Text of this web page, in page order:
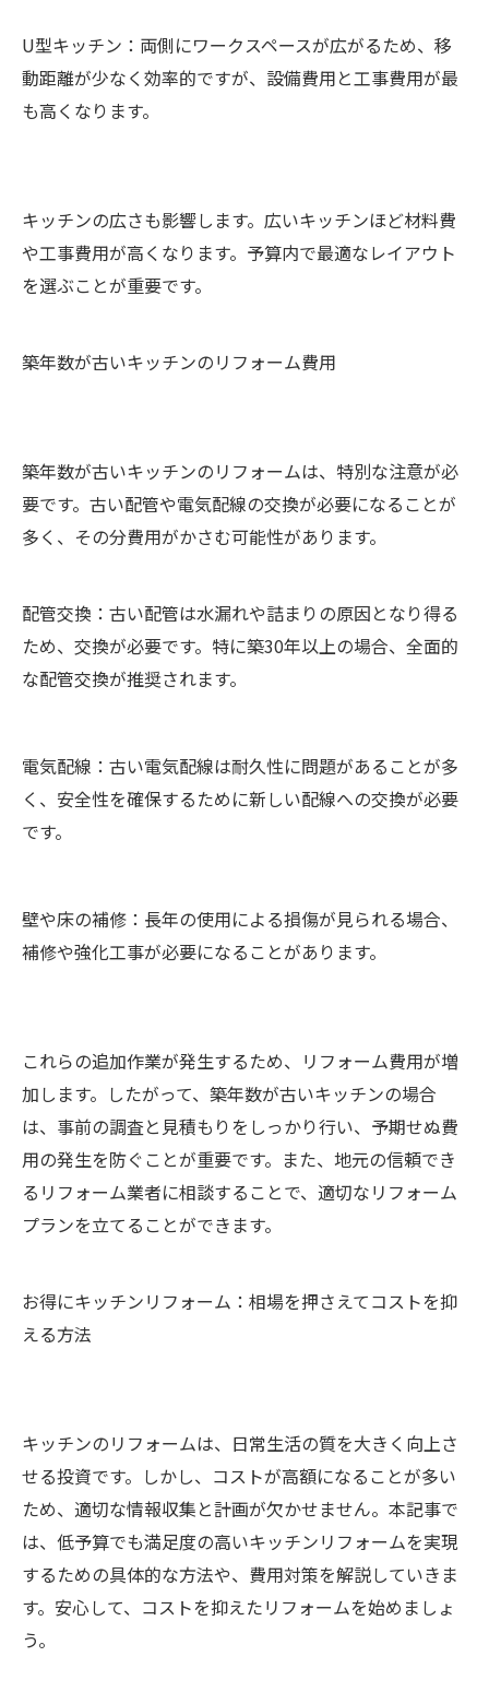
U型キッチン：両側にワークスペースが広がるため、移
動距離が少なく効率的ですが、設備費用と工事費用が最
も高くなります。
キッチンの広さも影響します。広いキッチンほど材料費
や工事費用が高くなります。予算内で最適なレイアウト
を選ぶことが重要です。
築年数が古いキッチンのリフォーム費用
築年数が古いキッチンのリフォームは、特別な注意が必
要です。古い配管や電気配線の交換が必要になることが
多く、その分費用がかさむ可能性があります。
配管交換：古い配管は水漏れや詰まりの原因となり得る
ため、交換が必要です。特に築30年以上の場合、全面的
な配管交換が推奨されます。
電気配線：古い電気配線は耐久性に問題があることが多
く、安全性を確保するために新しい配線への交換が必要
です。
壁や床の補修：長年の使用による損傷が見られる場合、
補修や強化工事が必要になることがあります。
これらの追加作業が発生するため、リフォーム費用が増
加します。したがって、築年数が古いキッチンの場合
は、事前の調査と見積もりをしっかり行い、予期せぬ費
用の発生を防ぐことが重要です。また、地元の信頼でき
るリフォーム業者に相談することで、適切なリフォーム
プランを立てることができます。
お得にキッチンリフォーム：相場を押さえてコストを抑
える方法
キッチンのリフォームは、日常生活の質を大きく向上さ
せる投資です。しかし、コストが高額になることが多い
ため、適切な情報収集と計画が欠かせません。本記事で
は、低予算でも満足度の高いキッチンリフォームを実現
するための具体的な方法や、費用対策を解説していきま
す。安心して、コストを抑えたリフォームを始めましょ
う。